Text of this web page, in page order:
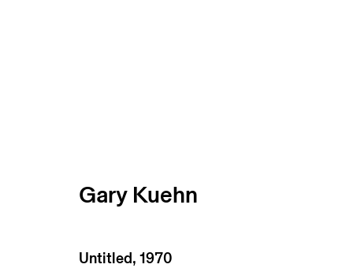
Gary Kuehn
Untitled , 1970